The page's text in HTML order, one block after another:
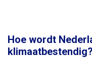
Hoe wordt
klimaatbestendig?